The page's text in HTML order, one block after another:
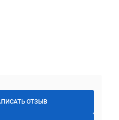
ОТЗЫВ